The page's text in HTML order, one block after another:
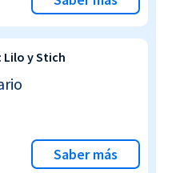
Lilo y Stich
Saber más